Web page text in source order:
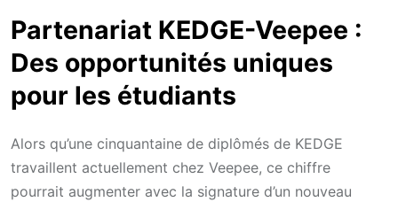
Partenariat KEDGE-Veepee :
Des opportunités uniques
pour les étudiants
Alors qu’une cinquantaine de diplômés de KEDGE
travaillent actuellement chez Veepee, ce chiffre
pourrait augmenter avec la signature d’un nouveau